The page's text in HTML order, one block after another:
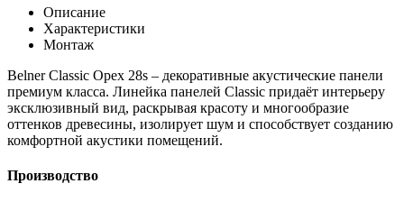
Описание
Характеристики
Монтаж
Belner Classic Орех 28s – декоративные акустические панели
премиум класса. Линейка панелей Classic придаёт интерьеру
эксклюзивный вид, раскрывая красоту и многообразие
оттенков древесины, изолирует шум и способствует созданию
комфортной акустики помещений.
Производство